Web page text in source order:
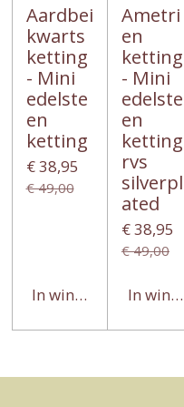
Aardbei
kwarts
ketting
- Mini
edelste
en
ketting
€ 38,95
€ 49,00
In winkelwagen
Ametri
en
ketting
- Mini
edelste
en
ketting
rvs
silverpl
ated
€ 38,95
€ 49,00
In